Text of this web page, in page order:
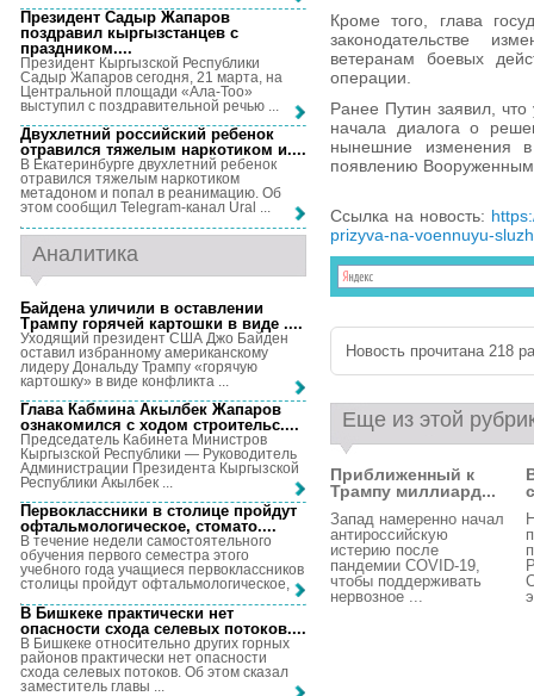
Кроме того, глава
законодательстве
ветеранам боевых
операции.
Ранее Путин заявил, что
начала диалога о
нынешние изменения
появлению
Ссылка на новость:
prizyva-na-voennuyu-
Новость прочитана 218
Еще из этой
Приближенный к
Трампу миллиард...
Запад намеренно начал
антироссийскую
истерию после
пандемии COVID-19,
чтобы поддерживать
нервозное ...
Президент Садыр Жапаров
поздравил кыргызстанцев с
праздником....
Президент Кыргызской Республики
Садыр Жапаров сегодня, 21 марта, на
Центральной площади «Ала-Тоо»
выступил с поздравительной речью ...
Двухлетний российский ребенок
отравился тяжелым наркотиком и....
В Екатеринбурге двухлетний ребенок
отравился тяжелым наркотиком
метадоном и попал в реанимацию. Об
этом сообщил Telegram-канал Ural ...
Аналитика
Байдена уличили в оставлении
Трампу горячей картошки в виде ....
Уходящий президент США Джо Байден
оставил избранному американскому
лидеру Дональду Трампу «горячую
картошку» в виде конфликта ...
Глава Кабмина Акылбек Жапаров
ознакомился с ходом строительс....
Председатель Кабинета Министров
Кыргызской Республики — Руководитель
Администрации Президента Кыргызской
Республики Акылбек ...
Первоклассники в столице пройдут
офтальмологическое, стомато....
В течение недели самостоятельного
обучения первого семестра этого
учебного года учащиеся первоклассников
столицы пройдут офтальмологическое, ...
В Бишкеке практически нет
опасности схода селевых потоков....
В Бишкеке относительно других горных
районов практически нет опасности
схода селевых потоков. Об этом сказал
заместитель главы ...